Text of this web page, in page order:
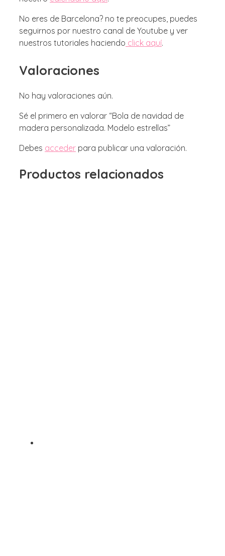
No eres de Barcelona? no te preocupes, puedes
seguirnos por nuestro canal de Youtube y ver
nuestros tutoriales haciendo click aquí.
Valoraciones
No hay valoraciones aún.
Sé el primero en valorar “Bola de navidad de
madera personalizada. Modelo estrellas”
Debes acceder para publicar una valoración.
Productos relacionados